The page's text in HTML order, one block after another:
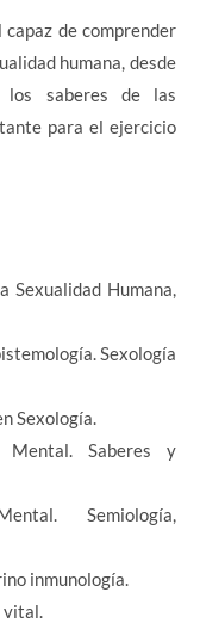
capaz de comprender
humana, desde
saberes de las
para el ejercicio
Sexualidad Humana,
Sexología
Sexología.
Mental. Saberes y
Semiología,
inmunología.
vital.